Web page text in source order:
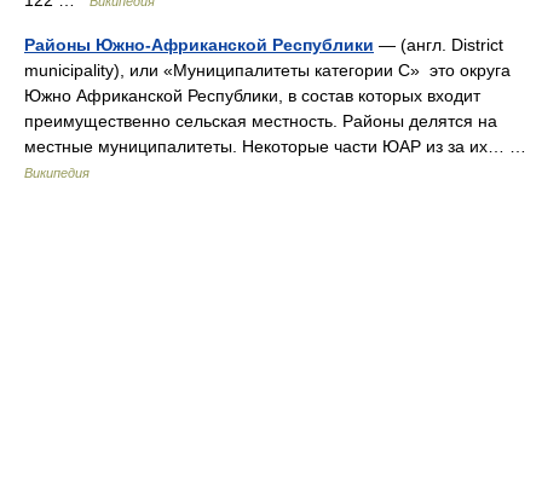
Районы Южно-Африканской Республики — (англ. District
municipality), или «Муниципалитеты категории C» это округа
Южно Африканской Республики, в состав которых входит
преимущественно сельская местность. Районы делятся на
местные муниципалитеты. Некоторые части ЮАР из за их… …
Википедия